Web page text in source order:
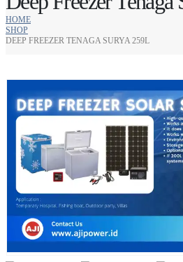
HOME
SHOP
DEEP FREEZER TENAGA SURYA 259L